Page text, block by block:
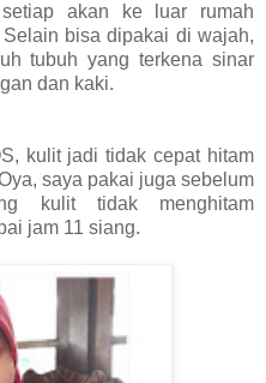
akan ke luar rumah
bisa dipakai di wajah,
tubuh yang terkena sinar
dan kaki.
kulit jadi tidak cepat hitam
saya pakai juga sebelum
kulit tidak menghitam
jam 11 siang.